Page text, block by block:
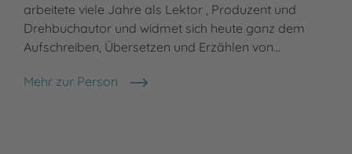
arbeitete viele Jahre als Lektor , Produzent und
Drehbuchautor und widmet sich heute ganz dem
Aufschreiben, Übersetzen und Erzählen von…
Mehr zur Person
Ebi Naumann